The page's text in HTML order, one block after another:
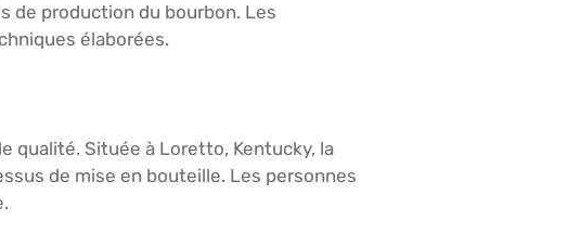
de production du bourbon. Les
élaborées.
qualité. Située à Loretto, Kentucky, la
de mise en bouteille. Les personnes